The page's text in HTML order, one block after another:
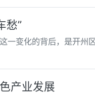
愁”
一变化的背后，是开州
产业发展